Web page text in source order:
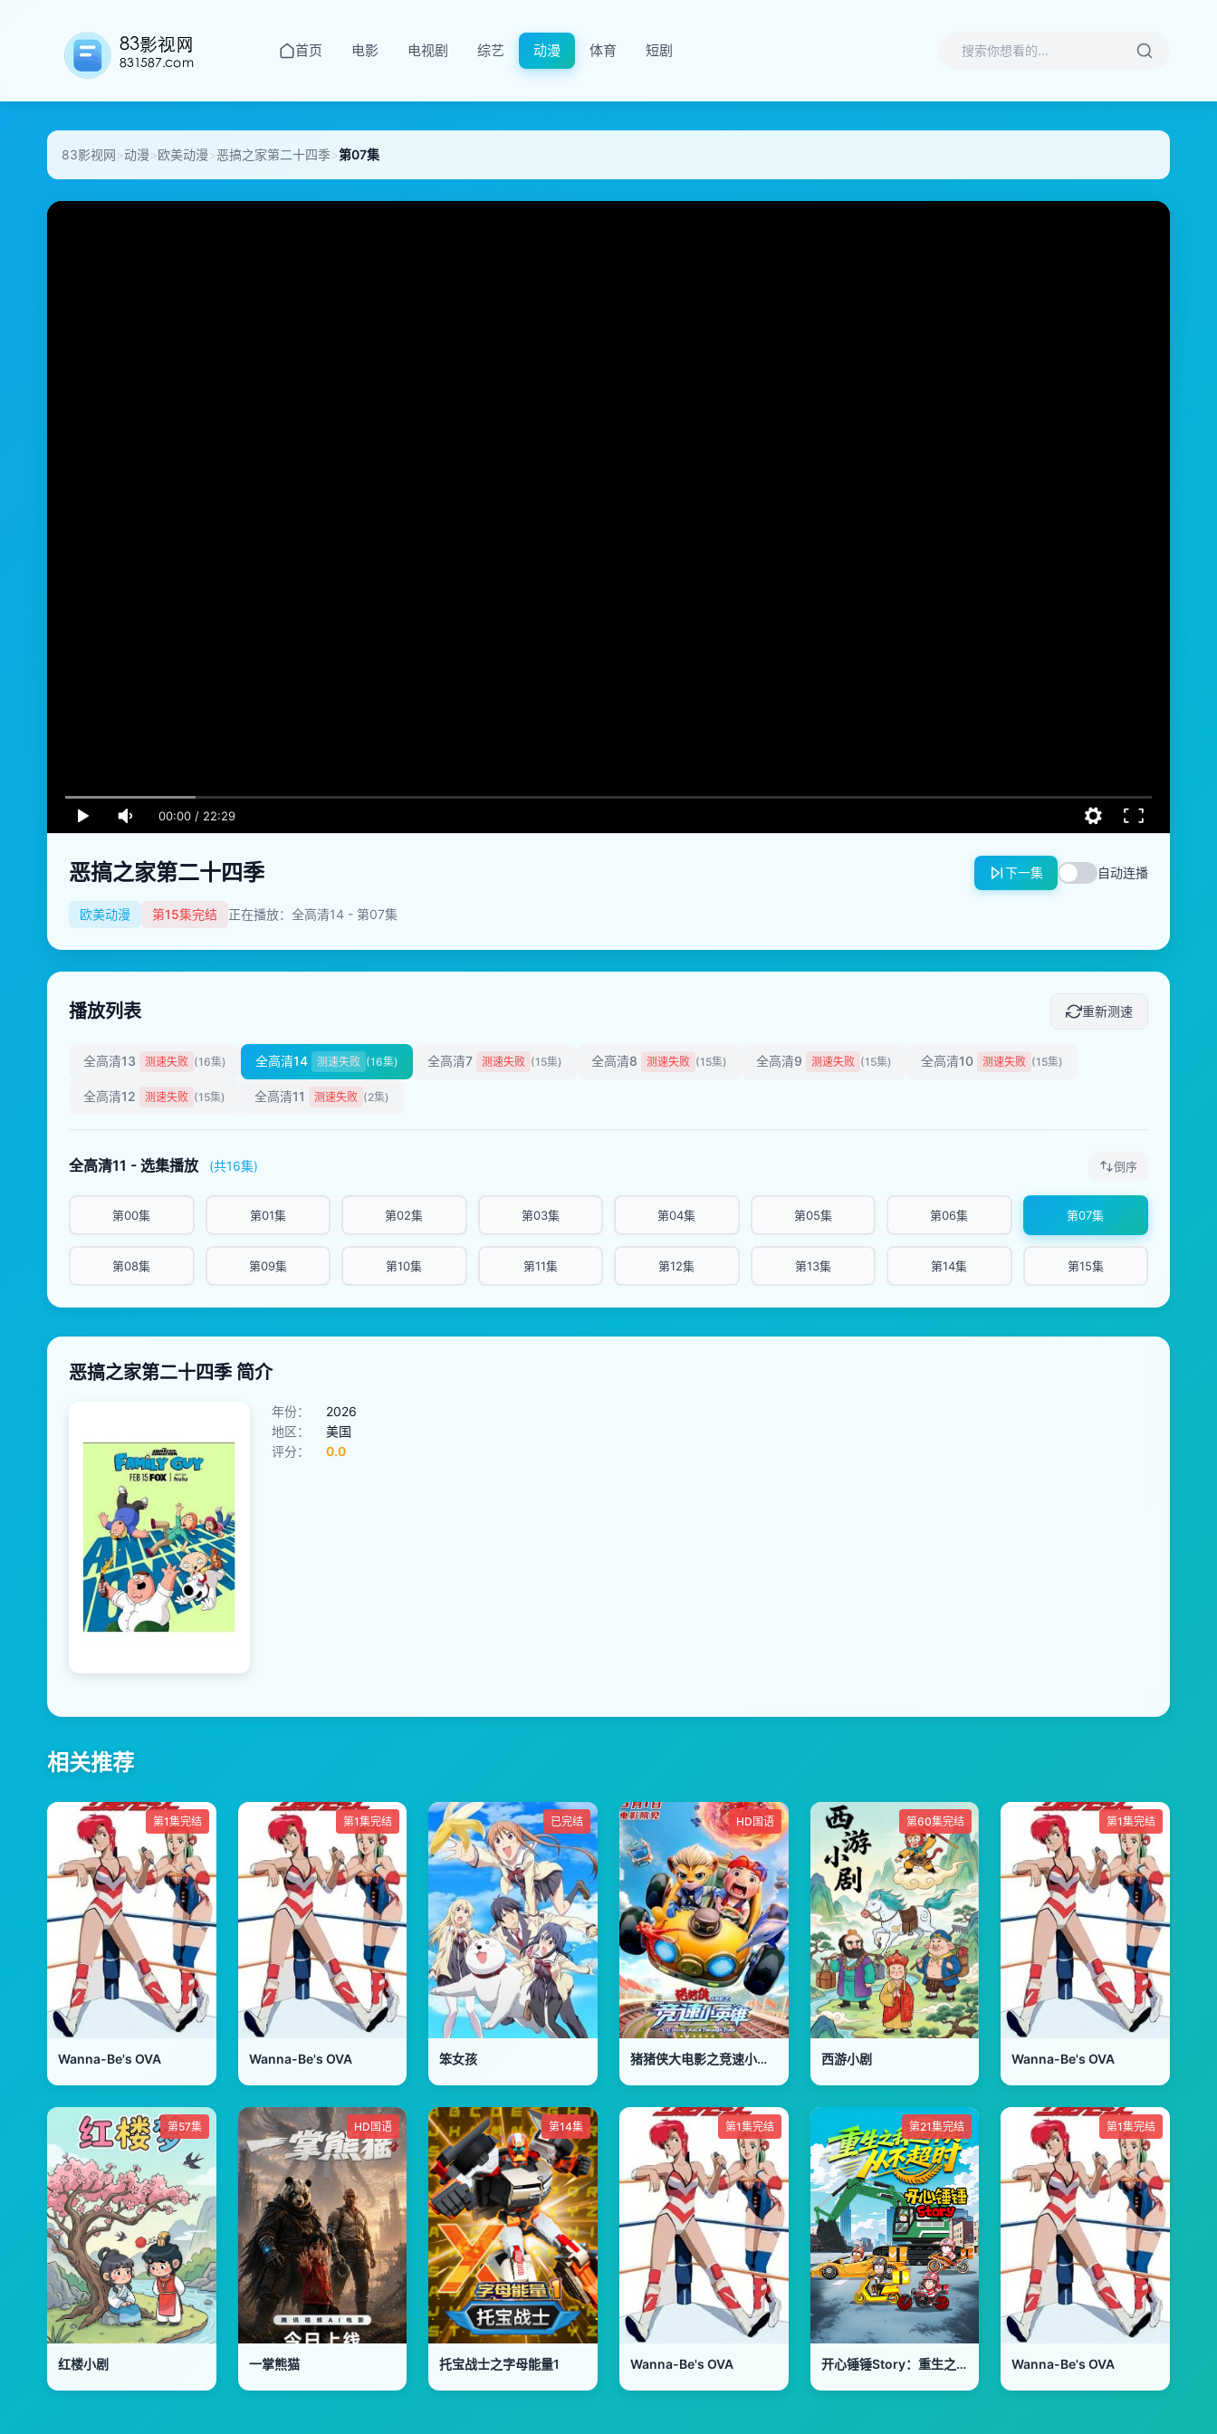
首页 电影 电视剧 综艺 动漫 体育 短剧
83影视网>动漫>欧美动漫>恶搞之家第二十四季>第07集
00:00 / 22:29
恶搞之家第二十四季
欧美动漫 第15集完结 正在播放：全高清14 - 第07集
下一集 自动连播
播放列表 重新测速
全高清13 测速失败 (16集) 全高清14 测速失败 (16集) 全高清7 测速失败 (15集) 全高清8 测速失败 (15集) 全高清9 测速失败 (15集) 全高清10 测速失败 (15集)
全高清12 测速失败 (15集) 全高清11 测速失败 (2集)
全高清11 - 选集播放 (共16集) 倒序
第00集 第01集 第02集 第03集 第04集 第05集 第06集 第07集
第08集 第09集 第10集 第11集 第12集 第13集 第14集 第15集
恶搞之家第二十四季 简介
年份：
2026
地区：
美国
评分：
0.0
相关推荐
第1集完结
Wanna-Be's OVA
第1集完结
Wanna-Be's OVA
已完结
笨女孩
HD国语
猪猪侠大电影之竞速小英雄
第60集完结
西游小剧
第1集完结
Wanna-Be's OVA
第57集
红楼小剧
HD国语
一掌熊猫
第14集
托宝战士之字母能量1
第1集完结
Wanna-Be's OVA
第21集完结
开心锤锤Story：重生之我送外卖从不超时
第1集完结
Wanna-Be's OVA